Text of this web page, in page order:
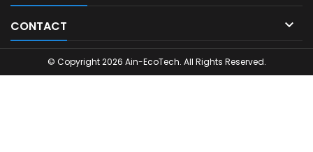
CONTACT 
© Copyright 2026 Ain-EcoTech. All Rights Reserved.